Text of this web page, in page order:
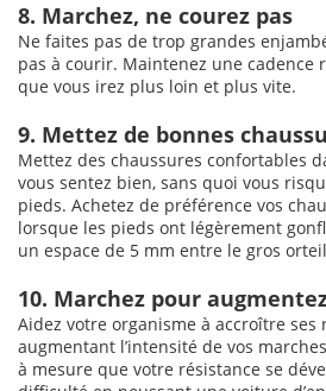
8. Marchez, ne courez pas
Ne faites pas de trop grandes
pas à courir. Maintenez une cadence
que vous irez plus loin et plus vite.
9. Mettez de bonnes
Mettez des chaussures confortables
vous sentez bien, sans quoi vous
pieds. Achetez de préférence vos
lorsque les pieds ont légèrement
un espace de 5 mm entre le gros
10. Marchez pour
Aidez votre organisme à accroître ses
augmentant l’intensité de vos
à mesure que votre résistance se